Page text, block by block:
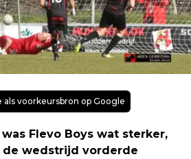
als voorkeursbron op Google
Flevo Boys wat sterker,
de wedstrijd vorderde